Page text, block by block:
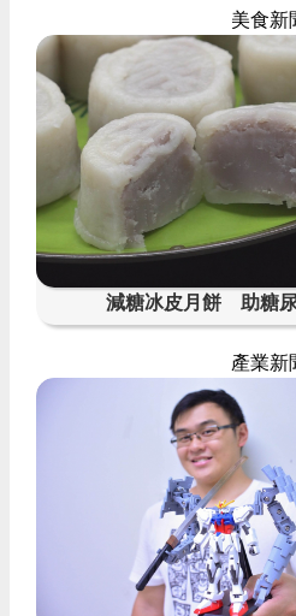
美食新
減糖冰皮月餅 助糖
產業新